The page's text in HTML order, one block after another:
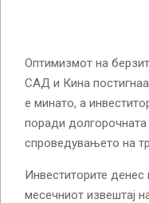
Оптимизмот на
САД и Кина
е минато, а
поради долгорочната
спроведувањето на
Инвеститорите денес
месечниот извештај